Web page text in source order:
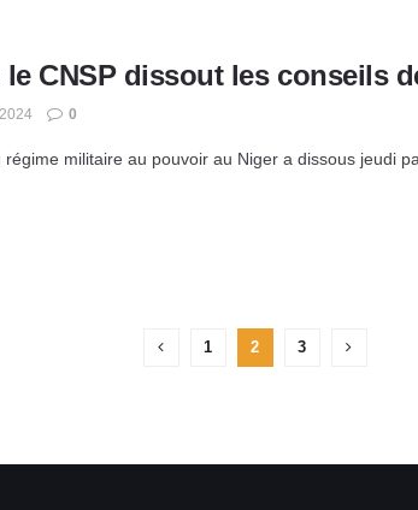
le CNSP dissout les conseils
0
régime militaire au pouvoir au Niger a dissous jeudi
1 2 3